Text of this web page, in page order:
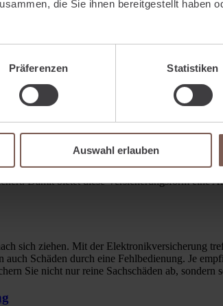
die Sie ihnen bereitgestellt haben
Präferenzen Statistiken
Auswahl erlauben
stellen diese Einrichtungen
die Inhaltsversicherung beispielsweise ein,
der Schadenbeseitigung und einen Ersatz
weiterführen können, dass bedeutet
bereits eine
angepasst werden.
Hier sind
Damit bietet diese Versicherungsform eine
sich ziehen. Mit der Elektronikversicherung
Schäden durch eine Fehlbedienung. Je
Sie nicht nur reine Sachschäden ab,